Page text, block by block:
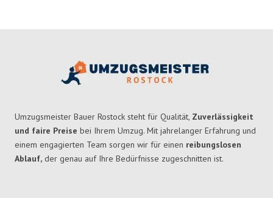
Umzugsmeister Bauer Rostock steht für Qualität, Zuverlässigkeit
und faire Preise bei Ihrem Umzug. Mit jahrelanger Erfahrung und
einem engagierten Team sorgen wir für einen reibungslosen
Ablauf, der genau auf Ihre Bedürfnisse zugeschnitten ist.